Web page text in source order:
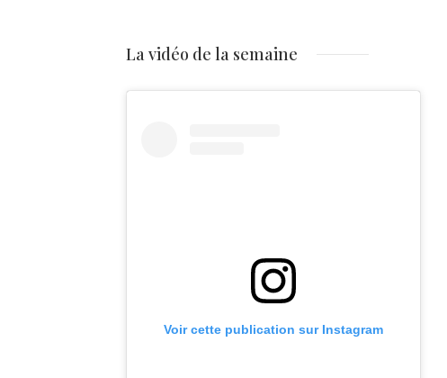
La vidéo de la semaine
Voir cette publication sur Instagram